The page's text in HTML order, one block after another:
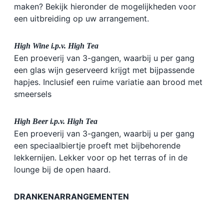
maken? Bekijk hieronder de mogelijkheden voor
een uitbreiding op uw arrangement.
High Wine i.p.v. High Tea
Een proeverij van 3-gangen, waarbij u per gang
een glas wijn geserveerd krijgt met bijpassende
hapjes. Inclusief een ruime variatie aan brood met
smeersels
High Beer i.p.v. High Tea
Een proeverij van 3-gangen, waarbij u per gang
een speciaalbiertje proeft met bijbehorende
lekkernijen. Lekker voor op het terras of in de
lounge bij de open haard.
DRANKENARRANGEMENTEN